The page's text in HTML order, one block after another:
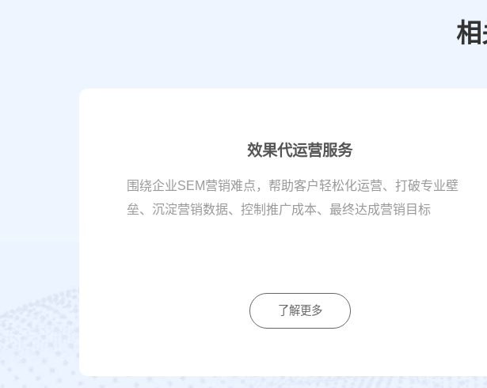
效果代运营服务
围绕企业SEM营销难点，帮助客户轻松化运营、打破专业壁
垒、沉淀营销数据、控制推广成本、最终达成营销目标
了解更多